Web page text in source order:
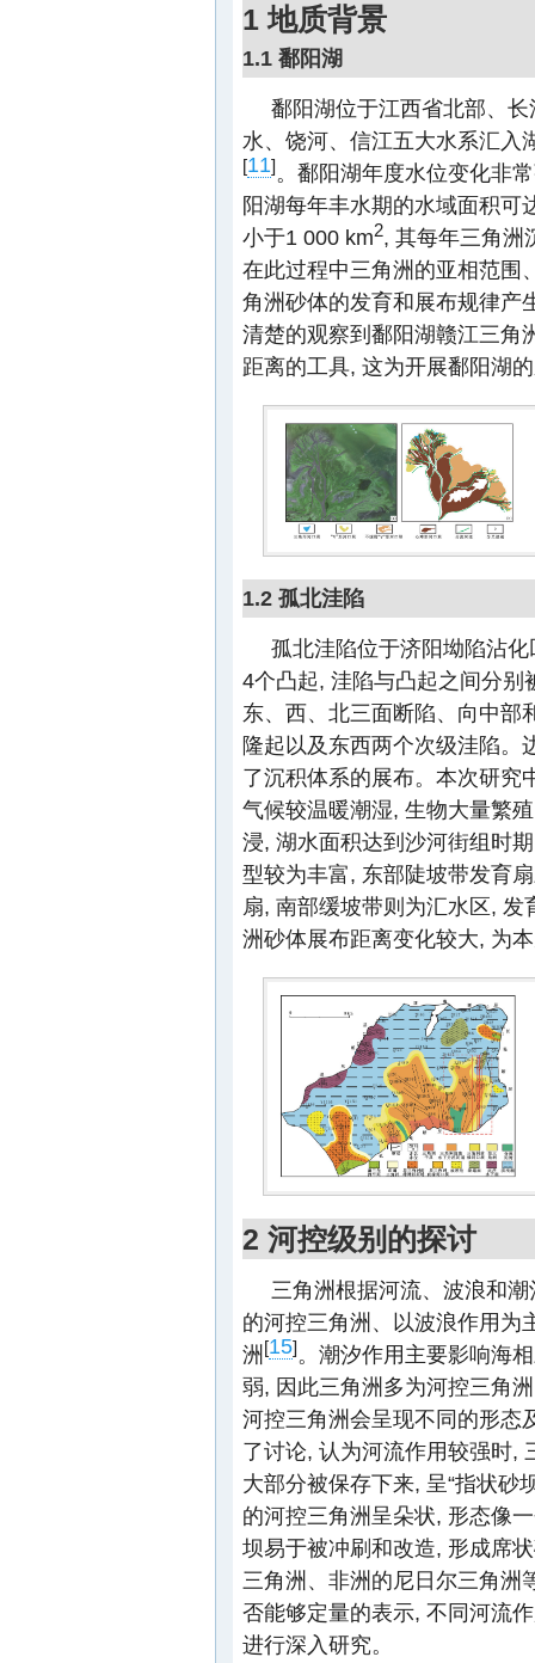
1 地质背景
1.1 鄱阳湖
鄱阳湖位于江西省北部、
水、饶河、信江五大水系汇入
[11]。鄱阳湖年度水位变化非
阳湖每年丰水期的水域面积可
小于1 000 km2, 其每年三角洲
在此过程中三角洲的亚相范围
角洲砂体的发育和展布规律产
清楚的观察到鄱阳湖赣江三角
距离的工具, 这为开展鄱阳湖
1.2 孤北洼陷
孤北洼陷位于济阳坳陷沾
4个凸起, 洼陷与凸起之间分
东、西、北三面断陷、向中部
隆起以及东西两个次级洼陷。
了沉积体系的展布。本次研究
气候较温暖潮湿, 生物大量繁
浸, 湖水面积达到沙河街组时
型较为丰富, 东部陡坡带发育
扇, 南部缓坡带则为汇水区, 发
洲砂体展布距离变化较大, 为
2 河控级别的探讨
三角洲根据河流、波浪和
的河控三角洲、以波浪作用为
洲 [15]。潮汐作用主要影响海
弱, 因此三角洲多为河控三角
河控三角洲会呈现不同的形态
了讨论, 认为河流作用较强时,
大部分被保存下来, 呈“指状砂
的河控三角洲呈朵状, 形态像
坝易于被冲刷和改造, 形成席
三角洲、非洲的尼日尔三角洲
否能够定量的表示, 不同河流
进行深入研究。